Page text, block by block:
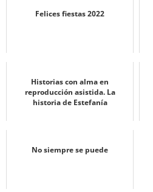
Felices fiestas 2022
Historias con alma en
reproducción asistida. La
historia de Estefanía
No siempre se puede